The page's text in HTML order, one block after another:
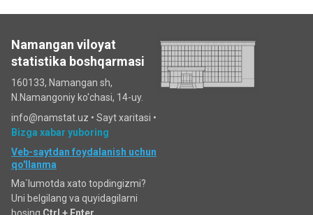
Namangan viloyat
statistika boshqarmasi
160133, Namangan sh,
N.Namangoniy ko'chasi, 14-uy.
info@namstat.uz • Sayt xaritasi •
Bizga xabar yuboring
Veb-saytdan foydalanish uchun
qo'llanma
Ma`lumotda xato topdingizmi?
Uni belgilang va quyidagilarni